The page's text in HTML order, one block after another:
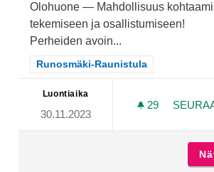
Olohuone — Mahdollisuus
tekemiseen ja osallistumiseen!
Perheiden avoin...
Rajaa tulokset teeman mukaan:
Runosmäki-Raunistula
Luontiaika
30.11.2023
29 29